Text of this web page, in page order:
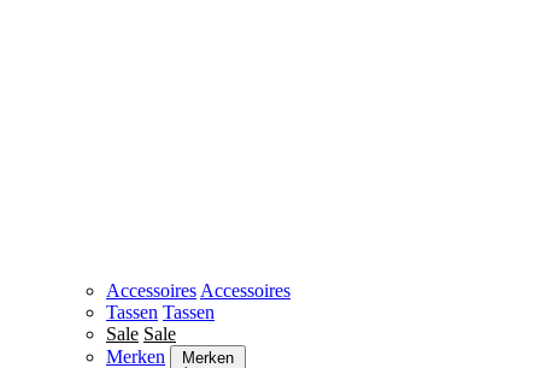
Accessoires Accessoires
Tassen Tassen
Sale Sale
Merken
Merken